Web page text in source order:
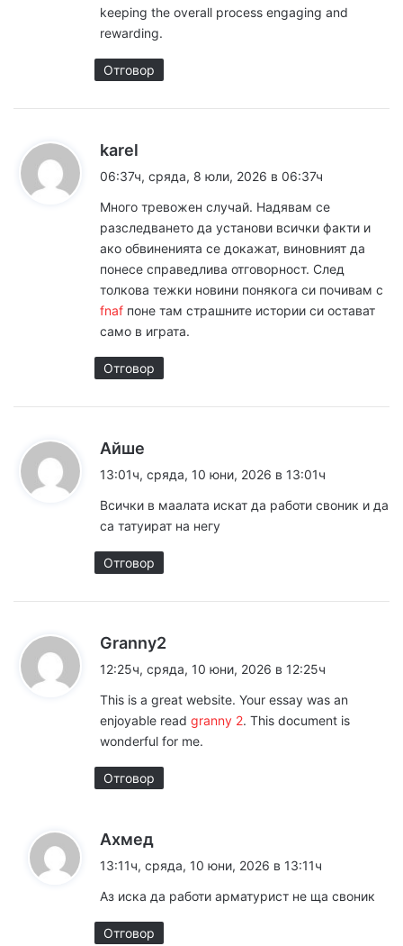
keeping the overall process engaging and
rewarding.
Отговор
karel
а
:
06:37ч, сряда, 8 юли, 2026 в 06:37ч
Много тревожен случай. Надявам се
разследването да установи всички факти и
ако обвиненията се докажат, виновният да
понесе справедлива отговорност. След
толкова тежки новини понякога си почивам с
fnaf поне там страшните истории си остават
само в играта.
Отговор
Айше
а
:
13:01ч, сряда, 10 юни, 2026 в 13:01ч
Всички в маалата искат да работи своник и да
са татуират на негу
Отговор
Granny2
а
:
12:25ч, сряда, 10 юни, 2026 в 12:25ч
This is a great website. Your essay was an
enjoyable read granny 2. This document is
wonderful for me.
Отговор
Ахмед
а
:
13:11ч, сряда, 10 юни, 2026 в 13:11ч
Аз иска да работи арматурист не ща своник
Отговор